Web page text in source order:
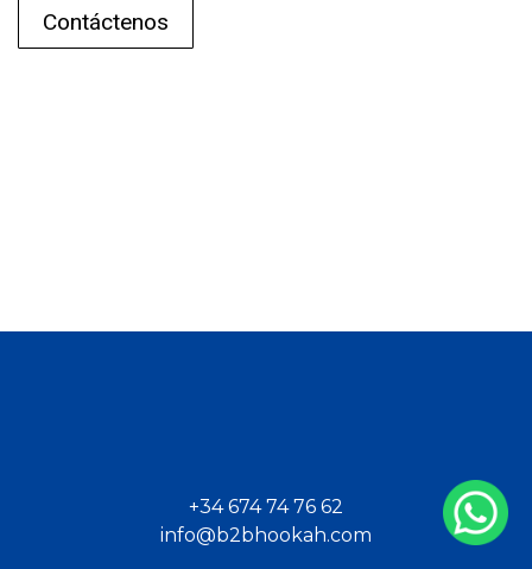
Contáctenos
+34 674 74 76 62
info@b2bhookah.com